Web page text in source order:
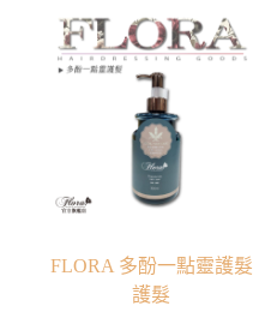
FLORA 多酚一點靈護髮
護髮